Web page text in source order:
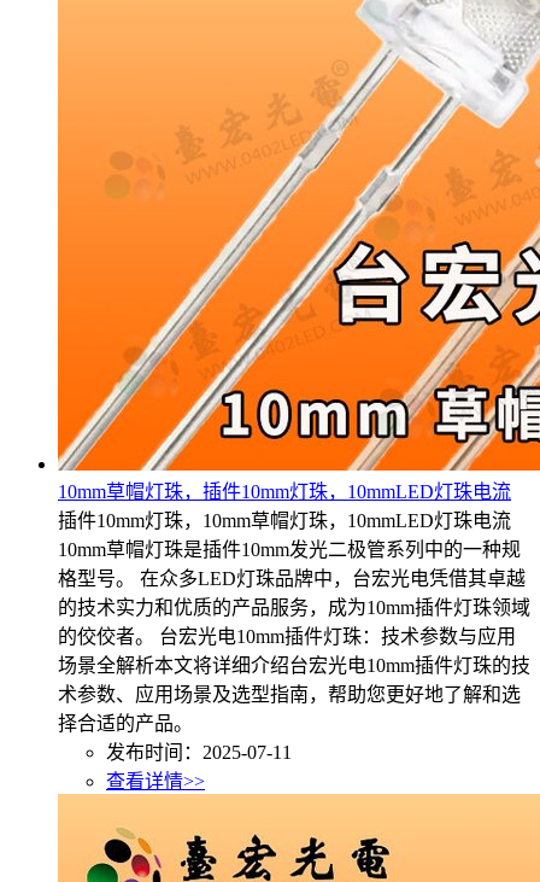
10mm草帽灯珠，插件10mm灯珠，10mmLED灯珠电流
插件10mm灯珠，10mm草帽灯珠，10mmLED灯珠电流
10mm草帽灯珠是插件10mm发光二极管系列中的一种规
格型号。 在众多LED灯珠品牌中，台宏光电凭借其卓越
的技术实力和优质的产品服务，成为10mm插件灯珠领域
的佼佼者。 台宏光电10mm插件灯珠：技术参数与应用
场景全解析本文将详细介绍台宏光电10mm插件灯珠的技
术参数、应用场景及选型指南，帮助您更好地了解和选
择合适的产品。
发布时间：2025-07-11
查看详情>>